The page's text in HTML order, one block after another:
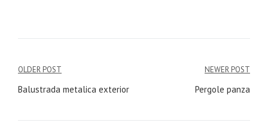
Navigare
în
OLDER POST
Balustrada metalica exterior
NEWER POST
Pergole panza